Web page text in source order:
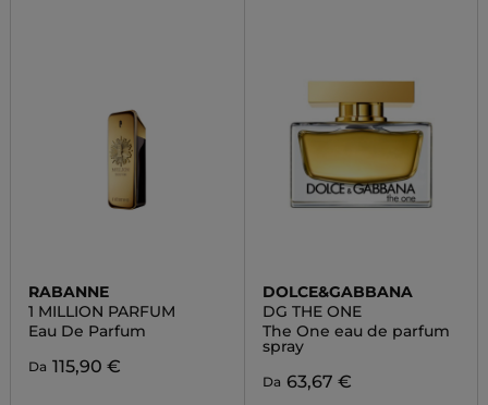
RABANNE
1 MILLION PARFUM
Eau De Parfum
Da 115,90 €
DOLCE&GABBANA
DG THE ONE
The One eau de parfum
spray
Da 63,67 €